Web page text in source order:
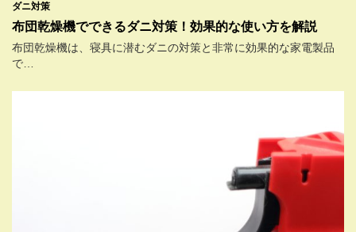
ダニ対策
布団乾燥機でできるダニ対策！効果的な使い方を解説
布団乾燥機は、寝具に潜むダニの対策と非常に効果的な家電製品
で…